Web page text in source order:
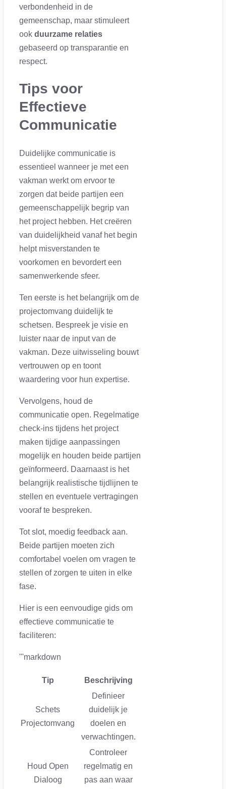
verbondenheid in de
gemeenschap, maar stimuleert
ook duurzame relaties
gebaseerd op transparantie en
respect.
Tips voor
Effectieve
Communicatie
Duidelijke communicatie is
essentieel wanneer je met een
vakman werkt om ervoor te
zorgen dat beide partijen een
gemeenschappelijk begrip van
het project hebben. Het creëren
van duidelijkheid vanaf het begin
helpt misverstanden te
voorkomen en bevordert een
samenwerkende sfeer.
Ten eerste is het belangrijk om de
projectomvang duidelijk te
schetsen. Bespreek je visie en
luister naar de input van de
vakman. Deze uitwisseling bouwt
vertrouwen op en toont
waardering voor hun expertise.
Vervolgens, houd de
communicatie open. Regelmatige
check-ins tijdens het project
maken tijdige aanpassingen
mogelijk en houden beide partijen
geïnformeerd. Daarnaast is het
belangrijk realistische tijdlijnen te
stellen en eventuele vertragingen
vooraf te bespreken.
Tot slot, moedig feedback aan.
Beide partijen moeten zich
comfortabel voelen om vragen te
stellen of zorgen te uiten in elke
fase.
Hier is een eenvoudige gids om
effectieve communicatie te
faciliteren:
'''markdown
Tip Beschrijving
Schets
Projectomvang
Definieer
duidelijk je
doelen en
verwachtingen.
Houd Open
Dialoog
Controleer
regelmatig en
pas aan waar